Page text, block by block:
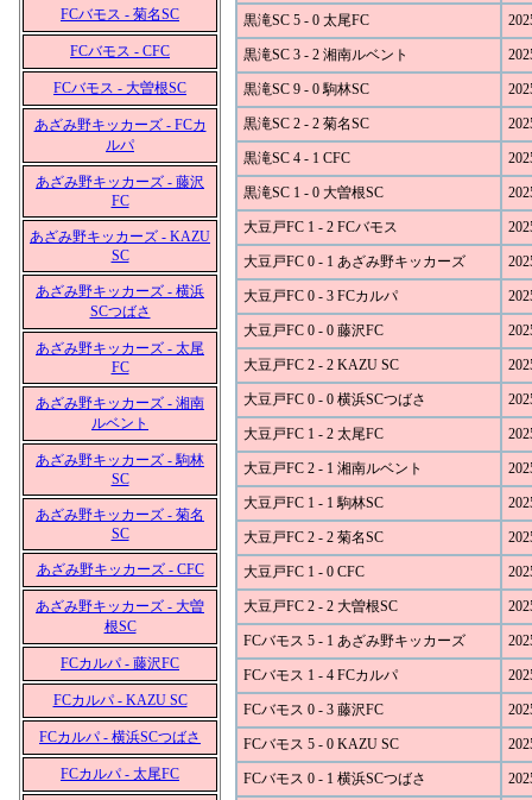
FCバモス - 菊名SC
FCバモス - CFC
FCバモス - 大曽根SC
あざみ野キッカーズ - FCカ
ルパ
あざみ野キッカーズ - 藤沢
FC
あざみ野キッカーズ - KAZU
SC
あざみ野キッカーズ - 横浜
SCつばさ
あざみ野キッカーズ - 太尾
FC
あざみ野キッカーズ - 湘南
ルベント
あざみ野キッカーズ - 駒林
SC
あざみ野キッカーズ - 菊名
SC
あざみ野キッカーズ - CFC
あざみ野キッカーズ - 大曽
根SC
FCカルパ - 藤沢FC
FCカルパ - KAZU SC
FCカルパ - 横浜SCつばさ
FCカルパ - 太尾FC
黒滝SC 5 - 0 太尾FC
黒滝SC 3 - 2 湘南ルベント
黒滝SC 9 - 0 駒林SC
黒滝SC 2 - 2 菊名SC
黒滝SC 4 - 1 CFC
黒滝SC 1 - 0 大曽根SC
大豆戸FC 1 - 2 FCバモス
大豆戸FC 0 - 1 あざみ野キッカーズ
大豆戸FC 0 - 3 FCカルパ
大豆戸FC 0 - 0 藤沢FC
大豆戸FC 2 - 2 KAZU SC
大豆戸FC 0 - 0 横浜SCつばさ
大豆戸FC 1 - 2 太尾FC
大豆戸FC 2 - 1 湘南ルベント
大豆戸FC 1 - 1 駒林SC
大豆戸FC 2 - 2 菊名SC
大豆戸FC 1 - 0 CFC
大豆戸FC 2 - 2 大曽根SC
FCバモス 5 - 1 あざみ野キッカーズ
FCバモス 1 - 4 FCカルパ
FCバモス 0 - 3 藤沢FC
FCバモス 5 - 0 KAZU SC
FCバモス 0 - 1 横浜SCつばさ